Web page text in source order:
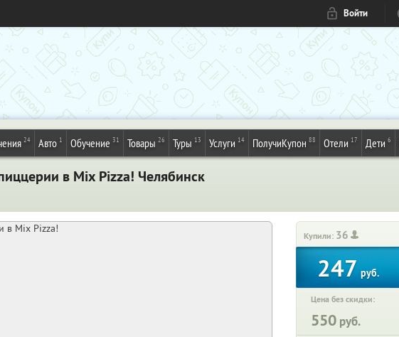
Войти
24 Авто 1 Обучение 31 Товары 26 Туры 13 Услуги 14 ПолучиКупон 88 Отели 17 Дети 6
в Mix Pizza! Челябинск
Купили: 36
247 руб.
Цена без скидки:
550 руб.